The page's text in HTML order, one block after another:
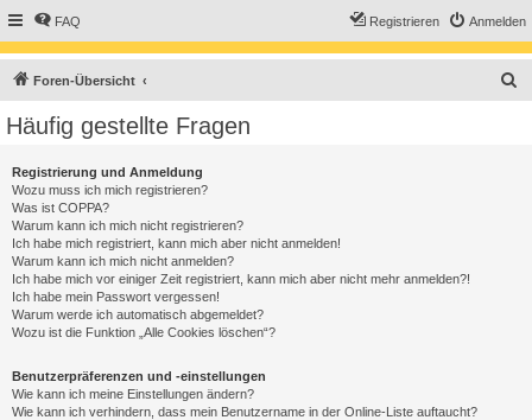
FAQ Anmelden
Registrieren
Foren-Übersicht
Häufig gestellte Fragen
Registrierung und Anmeldung
Wozu muss ich mich registrieren?
Was ist COPPA?
Warum kann ich mich nicht registrieren?
Ich habe mich registriert, kann mich aber nicht anmelden!
Warum kann ich mich nicht anmelden?
Ich habe mich vor einiger Zeit registriert, kann mich aber nicht mehr anmelden?!
Ich habe mein Passwort vergessen!
Warum werde ich automatisch abgemeldet?
Wozu ist die Funktion „Alle Cookies löschen“?
Benutzerpräferenzen und -einstellungen
Wie kann ich meine Einstellungen ändern?
Wie kann ich verhindern, dass mein Benutzername in der Online-Liste auftaucht?